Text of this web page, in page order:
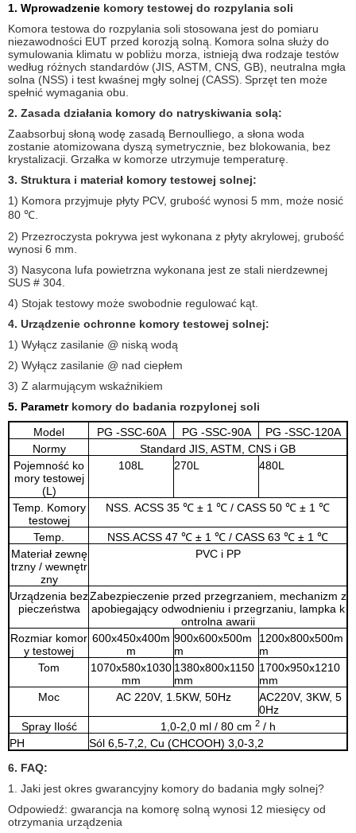
1. Wprowadzenie komory testowej do rozpylania soli
Komora testowa do rozpylania soli stosowana jest do pomiaru
niezawodności EUT przed korozją solną. Komora solna służy do
symulowania klimatu w pobliżu morza, istnieją dwa rodzaje testów
według różnych standardów (JIS, ASTM, CNS, GB), neutralna mgła
solna (NSS) i test kwaśnej mgły solnej (CASS). Sprzęt ten może
spełnić wymagania obu.
2. Zasada działania komory do natryskiwania solą:
Zaabsorbuj słoną wodę zasadą Bernoulliego, a słona woda
zostanie atomizowana dyszą symetrycznie, bez blokowania, bez
krystalizacji. Grzałka w komorze utrzymuje temperaturę.
3. Struktura i materiał komory testowej solnej:
1) Komora przyjmuje płyty PCV, grubość wynosi 5 mm, może nosić
80 ℃.
2) Przezroczysta pokrywa jest wykonana z płyty akrylowej, grubość
wynosi 6 mm.
3) Nasycona lufa powietrzna wykonana jest ze stali nierdzewnej
SUS # 304.
4) Stojak testowy może swobodnie regulować kąt.
4. Urządzenie ochronne komory testowej solnej:
1) Wyłącz zasilanie @ niską wodą
2) Wyłącz zasilanie @ nad ciepłem
3) Z alarmującym wskaźnikiem
5. Parametr komory do badania rozpylonej soli
Model
PG -SSC-60A PG -SSC-90A PG -SSC-120A
Normy
Standard JIS, ASTM, CNS i GB
Pojemność ko
mory testowej
(L)
108L 270L 480L
Temp. Komory
testowej
NSS. ACSS 35 ℃ ± 1 ℃ / CASS 50 ℃ ± 1 ℃
Temp. NSS.ACSS 47 ℃ ± 1 ℃ / CASS 63 ℃ ± 1 ℃
Materiał zewnę
trzny / wewnętr
zny
PVC i PP
Urządzenia bez
pieczeństwa
Zabezpieczenie przed przegrzaniem, mechanizm z
apobiegający odwodnieniu i przegrzaniu, lampka k
ontrolna awarii
Rozmiar komor
y testowej
600x450x400m
m
900x600x500m
m
1200x800x500m
m
Tom
1070x580x1030
mm
1380x800x1150
mm
1700x950x1210
mm
Moc
AC 220V, 1.5KW, 50Hz
AC220V, 3KW, 5
0Hz
Spray Ilość
1,0-2,0 ml / 80 cm 2 / h
PH
Sól 6,5-7,2, Cu (CHCOOH) 3,0-3,2
6. FAQ:
1. Jaki jest okres gwarancyjny komory do badania mgły solnej?
Odpowiedź: gwarancja na komorę solną wynosi 12 miesięcy od
otrzymania urządzenia